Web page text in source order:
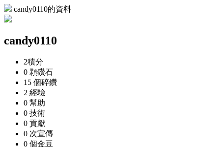
candy0110的資料
candy0110
2積分
0 顆鑽石
15 個碎鑽
2 經驗
0 幫助
0 技術
0 貢獻
0 次宣傳
0 個金豆